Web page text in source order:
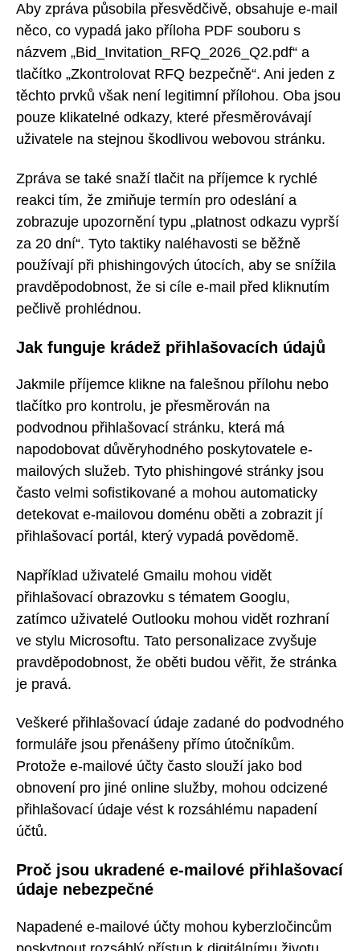
Aby zpráva působila přesvědčivě, obsahuje e-mail
něco, co vypadá jako příloha PDF souboru s
názvem „Bid_Invitation_RFQ_2026_Q2.pdf“ a
tlačítko „Zkontrolovat RFQ bezpečně“. Ani jeden z
těchto prvků však není legitimní přílohou. Oba jsou
pouze klikatelné odkazy, které přesměrovávají
uživatele na stejnou škodlivou webovou stránku.
Zpráva se také snaží tlačit na příjemce k rychlé
reakci tím, že zmiňuje termín pro odeslání a
zobrazuje upozornění typu „platnost odkazu vyprší
za 20 dní“. Tyto taktiky naléhavosti se běžně
používají při phishingových útocích, aby se snížila
pravděpodobnost, že si cíle e-mail před kliknutím
pečlivě prohlédnou.
Jak funguje krádež přihlašovacích údajů
Jakmile příjemce klikne na falešnou přílohu nebo
tlačítko pro kontrolu, je přesměrován na
podvodnou přihlašovací stránku, která má
napodobovat důvěryhodného poskytovatele e-
mailových služeb. Tyto phishingové stránky jsou
často velmi sofistikované a mohou automaticky
detekovat e-mailovou doménu oběti a zobrazit jí
přihlašovací portál, který vypadá povědomě.
Například uživatelé Gmailu mohou vidět
přihlašovací obrazovku s tématem Googlu,
zatímco uživatelé Outlooku mohou vidět rozhraní
ve stylu Microsoftu. Tato personalizace zvyšuje
pravděpodobnost, že oběti budou věřit, že stránka
je pravá.
Veškeré přihlašovací údaje zadané do podvodného
formuláře jsou přenášeny přímo útočníkům.
Protože e-mailové účty často slouží jako bod
obnovení pro jiné online služby, mohou odcizené
přihlašovací údaje vést k rozsáhlému napadení
účtů.
Proč jsou ukradené e-mailové přihlašovací
údaje nebezpečné
Napadené e-mailové účty mohou kyberzločincům